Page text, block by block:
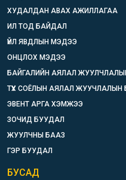
ХУДАЛДАН АВАХ АЖИЛЛАГАА
ИЛ ТОД БАЙДАЛ
ҮЙЛ ЯВДЛЫН МЭДЭЭ
ОНЦЛОХ МЭДЭЭ
БАЙГАЛИЙН АЯЛАЛ
ТҮҮХ СОЁЛЫН АЯЛАЛ ЖУУЧЛАЛЫН
ЭВЕНТ АРГА ХЭМЖЭЭ
ЗОЧИД БУУДАЛ
ЖУУЛЧНЫ БААЗ
ГЭР БУУДАЛ
БУСАД